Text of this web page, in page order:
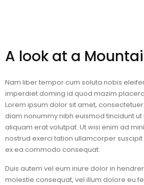
A look at a
Nam liber tempor cum soluta nobis
imperdiet doming id quod mazim
Lorem ipsum dolor sit amet,
diam nonummy nibh euismod tincidunt
aliquam erat volutpat. Ut wisi enim ad
nostrud exerci tation ullamcorper
ex ea commodo consequat.
Duis autem vel eum iriure dolor in
molestie consequat, vel illum dolore eu